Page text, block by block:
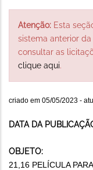
Atenção: Esta
sistema anterior
consultar as
clique aqui.
criado em 05/05/2023 -
DATA DA
OBJETO:
21,16 PELÍCULA